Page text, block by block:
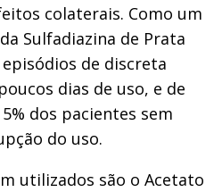
colaterais. Como um
Sulfadiazina de Prata
de discreta
dias de uso, e de
dos pacientes sem
do uso.
utilizados são o Acetato